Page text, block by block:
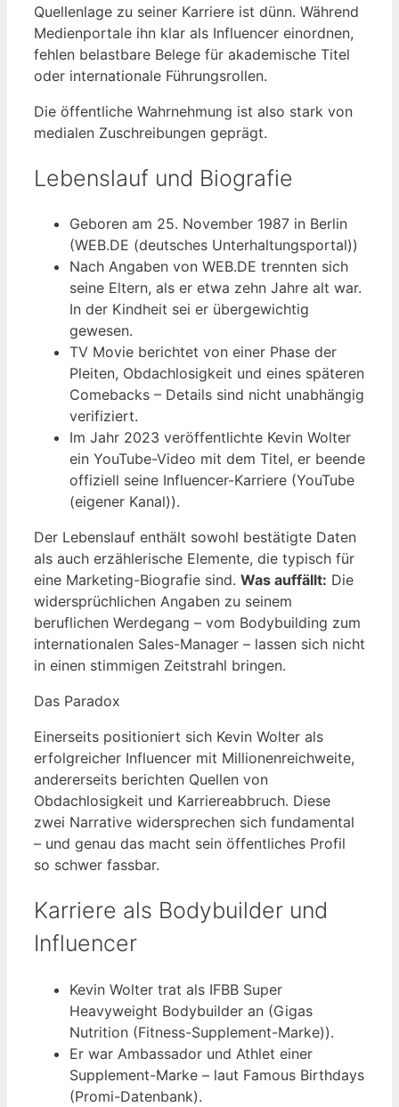
Quellenlage zu seiner Karriere ist dünn. Während
Medienportale ihn klar als Influencer einordnen,
fehlen belastbare Belege für akademische Titel
oder internationale Führungsrollen.
Die öffentliche Wahrnehmung ist also stark von
medialen Zuschreibungen geprägt.
Lebenslauf und Biografie
Geboren am 25. November 1987 in Berlin
(WEB.DE (deutsches Unterhaltungsportal))
Nach Angaben von WEB.DE trennten sich
seine Eltern, als er etwa zehn Jahre alt war.
In der Kindheit sei er übergewichtig
gewesen.
TV Movie berichtet von einer Phase der
Pleiten, Obdachlosigkeit und eines späteren
Comebacks – Details sind nicht unabhängig
verifiziert.
Im Jahr 2023 veröffentlichte Kevin Wolter
ein YouTube-Video mit dem Titel, er beende
offiziell seine Influencer-Karriere (YouTube
(eigener Kanal)).
Der Lebenslauf enthält sowohl bestätigte Daten
als auch erzählerische Elemente, die typisch für
eine Marketing-Biografie sind. Was auffällt: Die
widersprüchlichen Angaben zu seinem
beruflichen Werdegang – vom Bodybuilding zum
internationalen Sales-Manager – lassen sich nicht
in einen stimmigen Zeitstrahl bringen.
Das Paradox
Einerseits positioniert sich Kevin Wolter als
erfolgreicher Influencer mit Millionenreichweite,
andererseits berichten Quellen von
Obdachlosigkeit und Karriereabbruch. Diese
zwei Narrative widersprechen sich fundamental
– und genau das macht sein öffentliches Profil
so schwer fassbar.
Karriere als Bodybuilder und
Influencer
Kevin Wolter trat als IFBB Super
Heavyweight Bodybuilder an (Gigas
Nutrition (Fitness-Supplement-Marke)).
Er war Ambassador und Athlet einer
Supplement-Marke – laut Famous Birthdays
(Promi-Datenbank).